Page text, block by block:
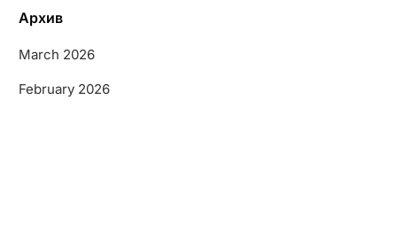
Архив
March 2026
February 2026